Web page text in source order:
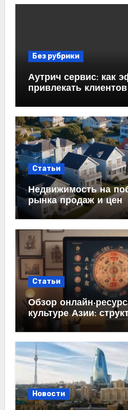
Без рубрики
Аутрич сервис: как
привлекать
Статьи
Недвижимость на
рынка продаж и цен
Статьи
Обзор онлайн-
культуре Азии:
содержание
Новости